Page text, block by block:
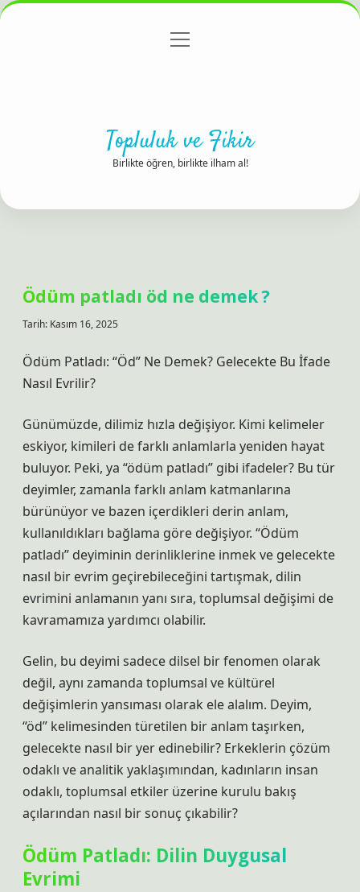
Gizlilik Politikası
menüyü
Topluluk ve Fikir
Birlikte öğren, birlikte ilham al!
Ödüm patladı öd ne demek ?
Tarih: Kasım 16, 2025
Ödüm Patladı: “Öd” Ne Demek? Gelecekte Bu İfade
Nasıl Evrilir?
Günümüzde, dilimiz hızla değişiyor. Kimi kelimeler
eskiyor, kimileri de farklı anlamlarla yeniden hayat
buluyor. Peki, ya “ödüm patladı” gibi ifadeler? Bu tür
deyimler, zamanla farklı anlam katmanlarına
bürünüyor ve bazen içerdikleri derin anlam,
kullanıldıkları bağlama göre değişiyor. “Ödüm
patladı” deyiminin derinliklerine inmek ve gelecekte
nasıl bir evrim geçirebileceğini tartışmak, dilin
evrimini anlamanın yanı sıra, toplumsal değişimi de
kavramamıza yardımcı olabilir.
Gelin, bu deyimi sadece dilsel bir fenomen olarak
değil, aynı zamanda toplumsal ve kültürel
değişimlerin yansıması olarak ele alalım. Deyim,
“öd” kelimesinden türetilen bir anlam taşırken,
gelecekte nasıl bir yer edinebilir? Erkeklerin çözüm
odaklı ve analitik yaklaşımından, kadınların insan
odaklı, toplumsal etkiler üzerine kurulu bakış
açılarından nasıl bir sonuç çıkabilir?
Ödüm Patladı: Dilin Duygusal
Evrimi